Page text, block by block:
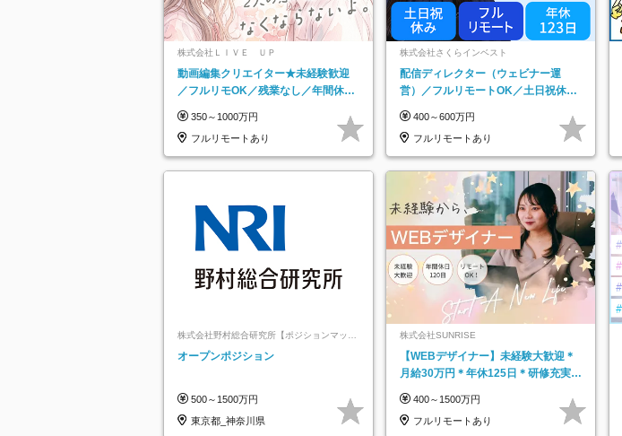
株式会社ＬＩＶＥ ＵＰ
動画編集クリエイター★未経験歓迎
／フルリモOK／残業なし／年間休日
実で安心
350～1000万円
フルリモートあり
株式会社さくらインベスト
配信ディレクター（ウェビナー運
営）／フルリモートOK／土日祝休み
400～600万円
フルリモートあり
株式会社野村総合研究所【ポジションマッチ
オープンポジション
500～1500万円
東京都_神奈川県
株式会社SUNRISE
【WEBデザイナー】未経験大歓迎＊
月給30万円＊年休125日＊研修充実＊
400～1500万円
フルリモートあり